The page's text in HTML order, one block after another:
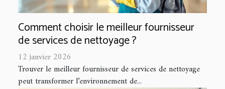
Comment choisir le meilleur fournisseur
de services de nettoyage ?
12 janvier 2026
Trouver le meilleur fournisseur de services de nettoyage
peut transformer l’environnement de...